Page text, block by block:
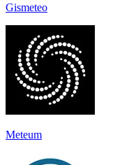
Gismeteo
Meteum